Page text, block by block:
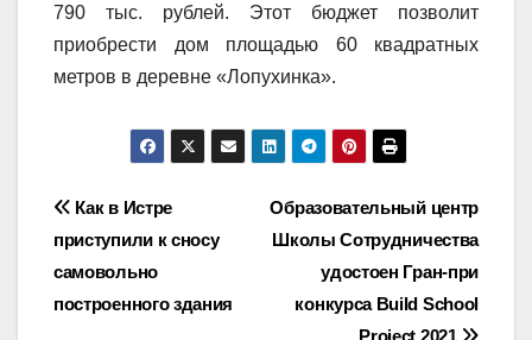
790 тыс. рублей. Этот бюджет позволит
приобрести дом площадью 60 квадратных
метров в деревне «Лопухинка».
Навигация
по
записям
Образовательный центр
Школы Сотрудничества
удостоен Гран-при
конкурса Build School
Project 2021
Как в Истре
приступили к сносу
самовольно
построенного здания